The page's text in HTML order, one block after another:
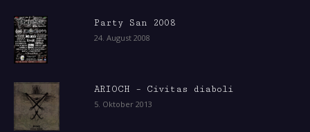
Party San 2008
24. August 2008
ARIOCH – Civitas diaboli
5. Oktober 2013